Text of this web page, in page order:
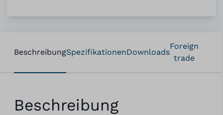
BeschreibungSpezifikationenDownloads
Foreign
trade
Beschreibung